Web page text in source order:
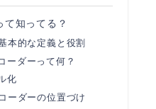
て知ってる？
本的な定義と役割
ーダーって何？
化
ーダーの位置づけ